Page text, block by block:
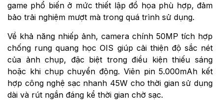
game phổ biến ở mức thiết lập đồ họa phù hợp, đảm
bảo trải nghiệm mượt mà trong quá trình sử dụng.
Về khả năng nhiếp ảnh, camera chính 50MP tích hợp
chống rung quang học OIS giúp cải thiện độ sắc nét
của ảnh chụp, đặc biệt trong điều kiện thiếu sáng
hoặc khi chụp chuyển động. Viên pin 5.000mAh kết
hợp công nghệ sạc nhanh 45W cho thời gian sử dụng
dài và rút ngắn đáng kể thời gian chờ sạc.